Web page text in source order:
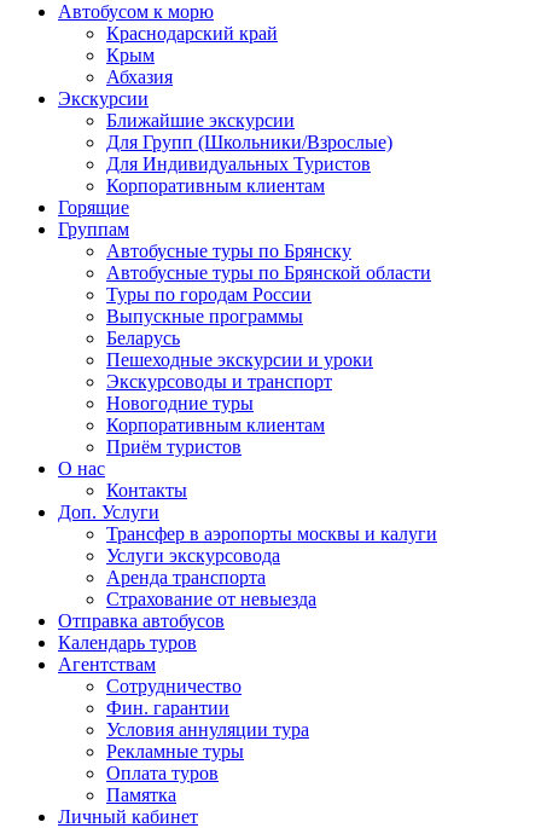
Автобусом к морю
Краснодарский край
Крым
Абхазия
Экскурсии
Ближайшие экскурсии
Для Групп (Школьники/Взрослые)
Для Индивидуальных Туристов
Корпоративным клиентам
Горящие
Группам
Автобусные туры по Брянску
Автобусные туры по Брянской области
Туры по городам России
Выпускные программы
Беларусь
Пешеходные экскурсии и уроки
Экскурсоводы и транспорт
Новогодние туры
Корпоративным клиентам
Приём туристов
О нас
Контакты
Доп. Услуги
Трансфер в аэропорты москвы и калуги
Услуги экскурсовода
Аренда транспорта
Страхование от невыезда
Отправка автобусов
Календарь туров
Агентствам
Сотрудничество
Фин. гарантии
Условия аннуляции тура
Рекламные туры
Оплата туров
Памятка
Личный кабинет